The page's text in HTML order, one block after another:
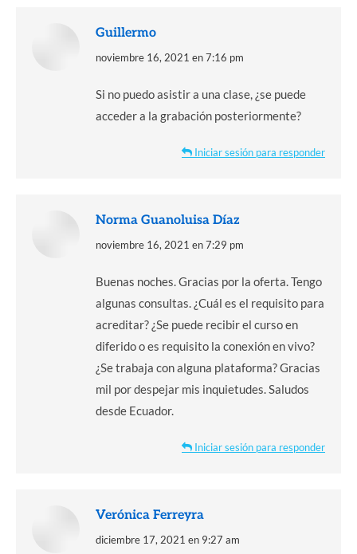
Guillermo
dice:
noviembre 16, 2021 en 7:16 pm
Si no puedo asistir a una clase, ¿se puede
acceder a la grabación posteriormente?
Iniciar sesión para responder
Norma Guanoluisa Díaz
dice:
noviembre 16, 2021 en 7:29 pm
Buenas noches. Gracias por la oferta. Tengo
algunas consultas. ¿Cuál es el requisito para
acreditar? ¿Se puede recibir el curso en
diferido o es requisito la conexión en vivo?
¿Se trabaja con alguna plataforma? Gracias
mil por despejar mis inquietudes. Saludos
desde Ecuador.
Iniciar sesión para responder
Verónica Ferreyra
dice:
diciembre 17, 2021 en 9:27 am